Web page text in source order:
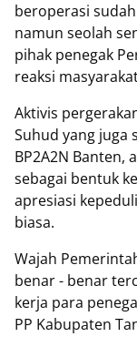
beroperasi
namun seolah
pihak penegak
reaksi
Aktivis
Suhud yang juga
BP2A2N Banten,
sebagai bentuk
apresiasi
biasa.
Wajah
benar - benar
kerja para
PP Kabupaten